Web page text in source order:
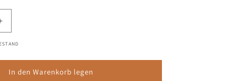
folgende
Erhöhe
Menge
Motiv
Pilzzeit
In den Warenkorb legen